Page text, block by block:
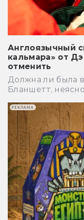
Англоязычный
кальмара» от
отменить
Должна ли была
Бланшетт,
РЕКЛАМА